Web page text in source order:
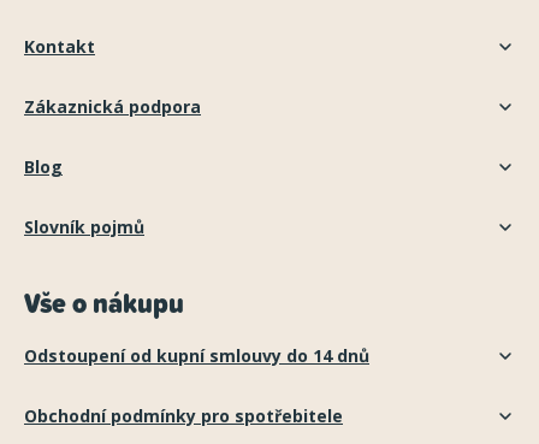
Kontakt
Zákaznická podpora
Blog
Slovník pojmů
Vše o nákupu
Odstoupení od kupní smlouvy do 14 dnů
Obchodní podmínky pro spotřebitele